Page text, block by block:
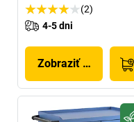
(2)
4-5 dni
Zobraziť produkt